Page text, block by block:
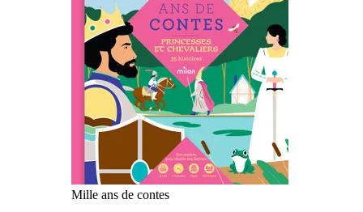
Mille ans de contes